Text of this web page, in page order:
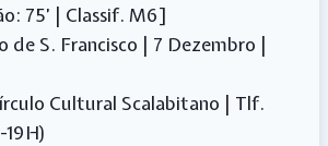
75’ | Classif. M6]
de S. Francisco | 7 Dezembro |
Cultural Scalabitano | Tlf.
19H)